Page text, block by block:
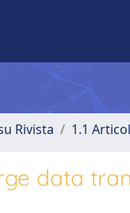
Rivista 1.1
data